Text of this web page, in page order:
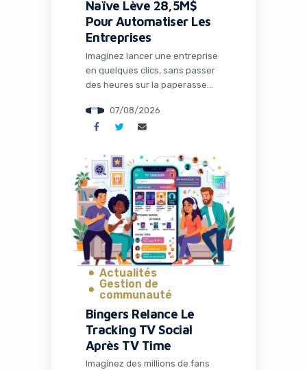
Naïve Lève 28,5M$
Pour Automatiser Les
Entreprises
Imaginez lancer une entreprise
en quelques clics, sans passer
des heures sur la paperasse
des outils ou la recherche de
solutions techniques. C’est
Naïve, une startup qui vient de
lever 28,5 millions de dollars
pour transformer radicalement
la façon dont les entrepreneurs
et les développeurs lancent et
gèrent […]
07/08/2026
Actualités
Gestion de
communauté
Bingers Relance Le
Tracking TV Social
Après TV Time
Imaginez des millions de fans